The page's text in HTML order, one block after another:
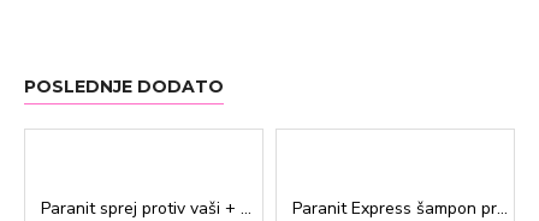
POSLEDNJE DODATO
Paranit sprej protiv vaši + češalj 100ml Paranit Express šampon protiv vaši + češalj 200ml